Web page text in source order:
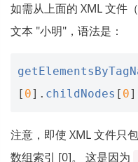
如需从上面的 XML 文件
文本 "小明"，语法是：
[ 0]. childNodes [ 0
注意，即使 XML 文件只
数组索引 [0]。 这是因为